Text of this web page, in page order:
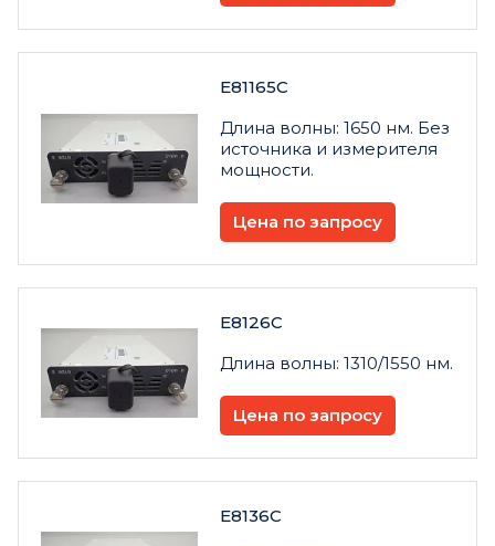
E81165C
Длина волны: 1650 нм. Без
источника и измерителя
мощности.
Цена по запросу
E8126C
Длина волны: 1310/1550 нм.
Цена по запросу
E8136C